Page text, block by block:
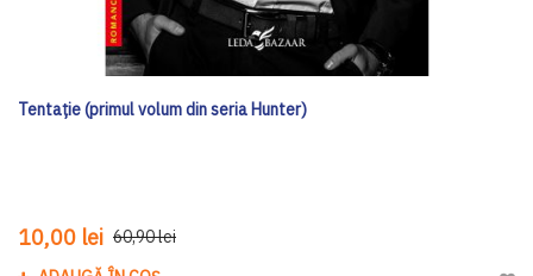
Tentație (primul volum din seria Hunter)
10,00 lei 60,90 lei